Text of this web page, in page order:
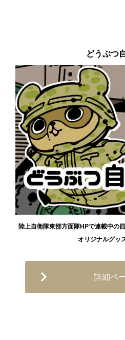
どうぶつ
陸上自衛隊東部方面隊HPで連載中の
オリジナルグッ
詳細ペ